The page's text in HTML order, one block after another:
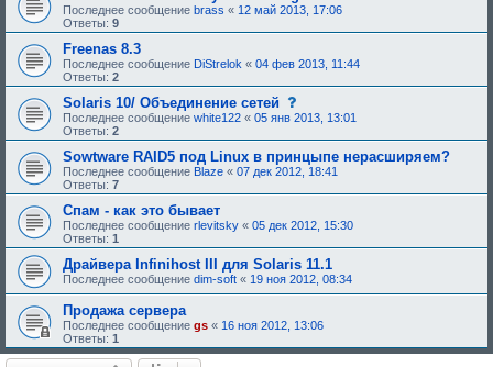
я
д
б
е
и
я
:
о
о
б
е
н
и
,
т
р
б
у
е
д
о
б
р
я
Последнее сообщение brass « 12 май 2013, 17:06
Ответы: 9
Freenas 8.3
Последнее сообщение DiStrelok « 04 фев 2013, 11:44
Ответы: 2
Solaris 10/ Объединение сетей
о
о
б
щ
е
н
и
,
т
р
е
б
у
ю
е
о
Последнее сообщение white122 « 05 янв 2013, 13:01
Ответы: 2
Sowtware RAID5 под Linux в принцыпе нерасширяем?
Последнее сообщение Blaze « 07 дек 2012, 18:41
Ответы: 7
Спам - как это бывает
Последнее сообщение rlevitsky « 05 дек 2012, 15:30
Ответы: 1
Драйвера Infinihost III для Solaris 11.1
Последнее сообщение dim-soft « 19 ноя 2012, 08:34
Продажа сервера
Последнее сообщение gs « 16 ноя 2012, 13:06
Ответы: 1